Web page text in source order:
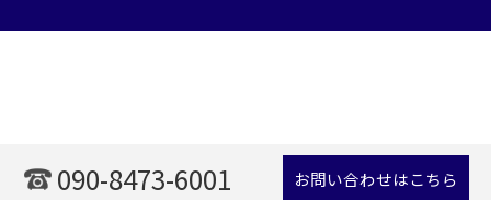
090-8473-6001 お問い合わせはこちら